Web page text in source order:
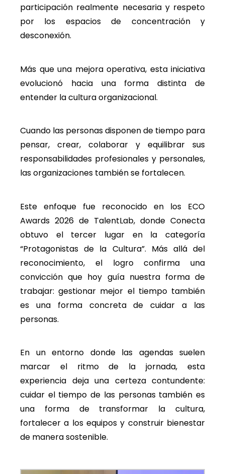
participación realmente necesaria y respeto
por los espacios de concentración y
desconexión.
Más que una mejora operativa, esta iniciativa
evolucionó hacia una forma distinta de
entender la cultura organizacional.
Cuando las personas disponen de tiempo para
pensar, crear, colaborar y equilibrar sus
responsabilidades profesionales y personales,
las organizaciones también se fortalecen.
Este enfoque fue reconocido en los ECO
Awards 2026 de TalentLab, donde Conecta
obtuvo el tercer lugar en la categoría
“Protagonistas de la Cultura”. Más allá del
reconocimiento, el logro confirma una
convicción que hoy guía nuestra forma de
trabajar: gestionar mejor el tiempo también
es una forma concreta de cuidar a las
personas.
En un entorno donde las agendas suelen
marcar el ritmo de la jornada, esta
experiencia deja una certeza contundente:
cuidar el tiempo de las personas también es
una forma de transformar la cultura,
fortalecer a los equipos y construir bienestar
de manera sostenible.